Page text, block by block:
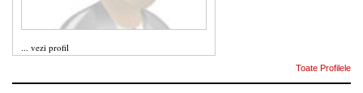
... vezi profil
Toate Profilele